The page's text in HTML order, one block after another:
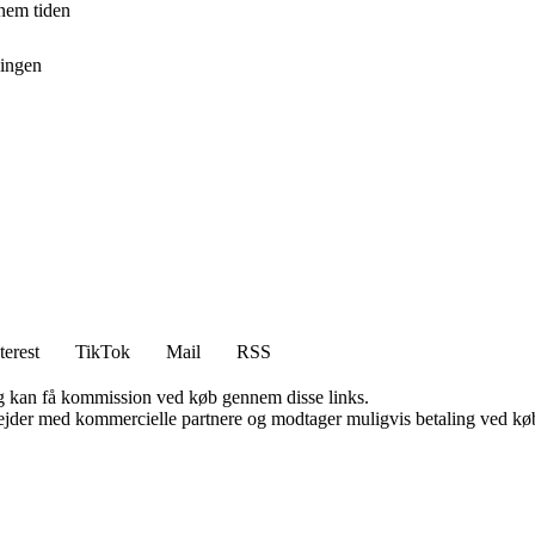
tiden
TikTok Mail RSS
få kommission ved køb gennem disse links.
med kommercielle partnere og modtager muligvis betaling ved